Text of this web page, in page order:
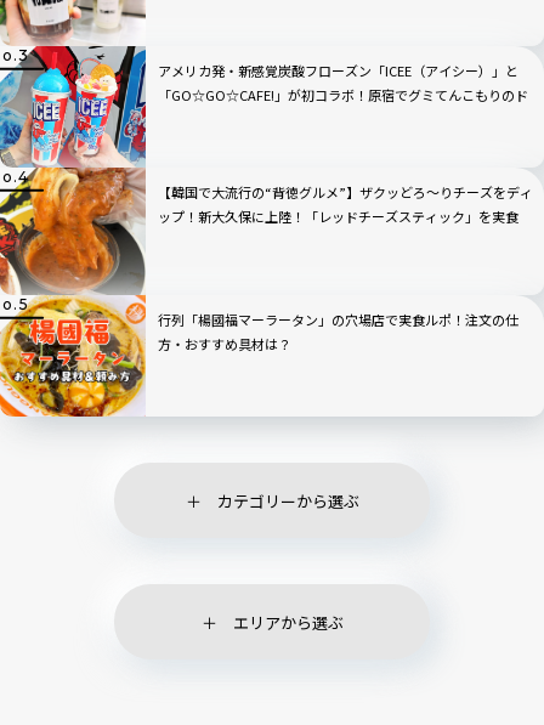
アメリカ発・新感覚炭酸フローズン「ICEE（アイシー）」と
「GO☆GO☆CAFE!」が初コラボ！原宿でグミてんこもりのド
【韓国で大流行の“背徳グルメ”】ザクッどろ～りチーズをディ
ップ！新大久保に上陸！「レッドチーズスティック」を実食
行列「楊國福マーラータン」の穴場店で実食ルポ！注文の仕
方・おすすめ具材は？
カテゴリーから選ぶ
エリアから選ぶ